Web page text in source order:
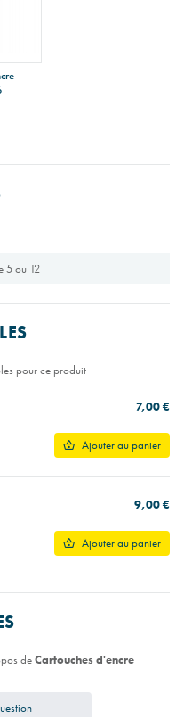
5 ou 12
pour ce produit
7,00 €
Ajouter au panier
9,00 €
Ajouter au panier
deCartouches d'encre